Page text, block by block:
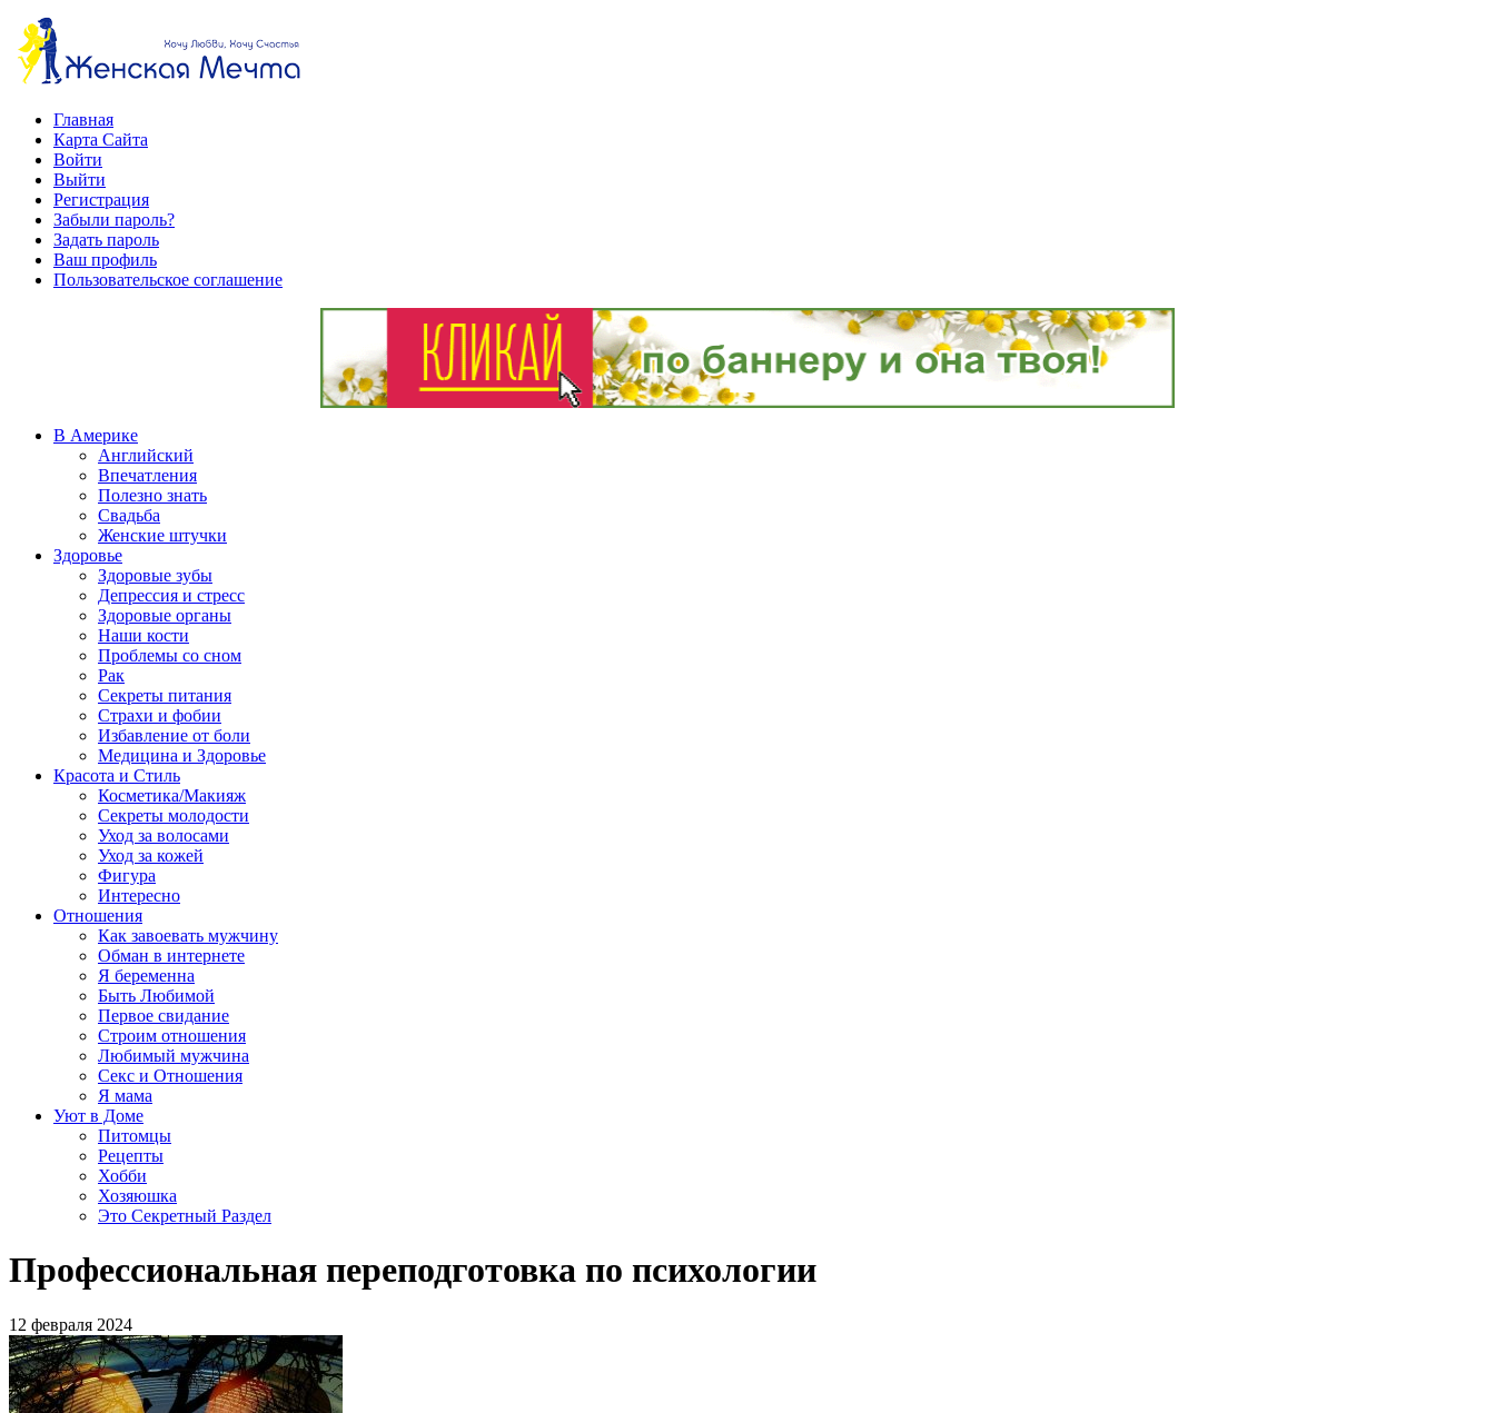
Главная
Карта Сайта
Войти
Выйти
Регистрация
Забыли пароль?
Задать пароль
Ваш профиль
Пользовательское соглашение
В Америке
Английский
Впечатления
Полезно знать
Свадьба
Женские штучки
Здоровье
Здоровые зубы
Депрессия и стресс
Здоровые органы
Наши кости
Проблемы со сном
Рак
Секреты питания
Страхи и фобии
Избавление от боли
Медицина и Здоровье
Красота и Стиль
Косметика/Макияж
Секреты молодости
Уход за волосами
Уход за кожей
Фигура
Интересно
Отношения
Как завоевать мужчину
Обман в интернете
Я беременна
Быть Любимой
Первое свидание
Строим отношения
Любимый мужчина
Секс и Отношения
Я мама
Уют в Доме
Питомцы
Рецепты
Хобби
Хозяюшка
Это Секретный Раздел
Профессиональная переподготовка по психологии
12 февраля 2024